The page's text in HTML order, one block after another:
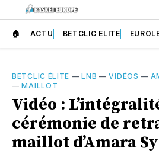
🏠 ACTU BETCLIC ELITE
BETCLIC ÉLITE —LNB —VIDÉOS —
—MAILLOT
Vidéo :
cérémonie de
maillot d’Amara Sy